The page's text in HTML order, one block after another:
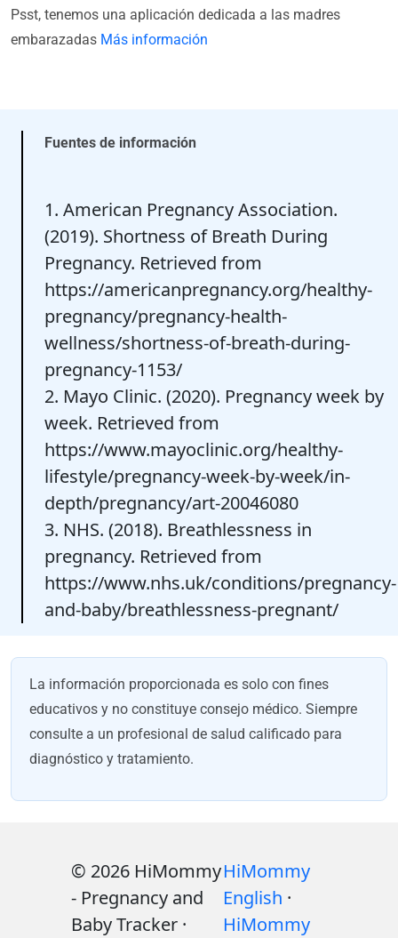
Psst, tenemos una aplicación dedicada a las madres
embarazadas Más información
Fuentes de información
1. American Pregnancy Association.
(2019). Shortness of Breath During
Pregnancy. Retrieved from
https://americanpregnancy.org/healthy-
pregnancy/pregnancy-health-
wellness/shortness-of-breath-during-
pregnancy-1153/
2. Mayo Clinic. (2020). Pregnancy week by
week. Retrieved from
https://www.mayoclinic.org/healthy-
lifestyle/pregnancy-week-by-week/in-
depth/pregnancy/art-20046080
3. NHS. (2018). Breathlessness in
pregnancy. Retrieved from
https://www.nhs.uk/conditions/pregnancy-
and-baby/breathlessness-pregnant/
La información proporcionada es solo con fines
educativos y no constituye consejo médico. Siempre
consulte a un profesional de salud calificado para
diagnóstico y tratamiento.
© 2026 HiMommy
- Pregnancy and
Baby Tracker ·
HiMommy
English ·
HiMommy